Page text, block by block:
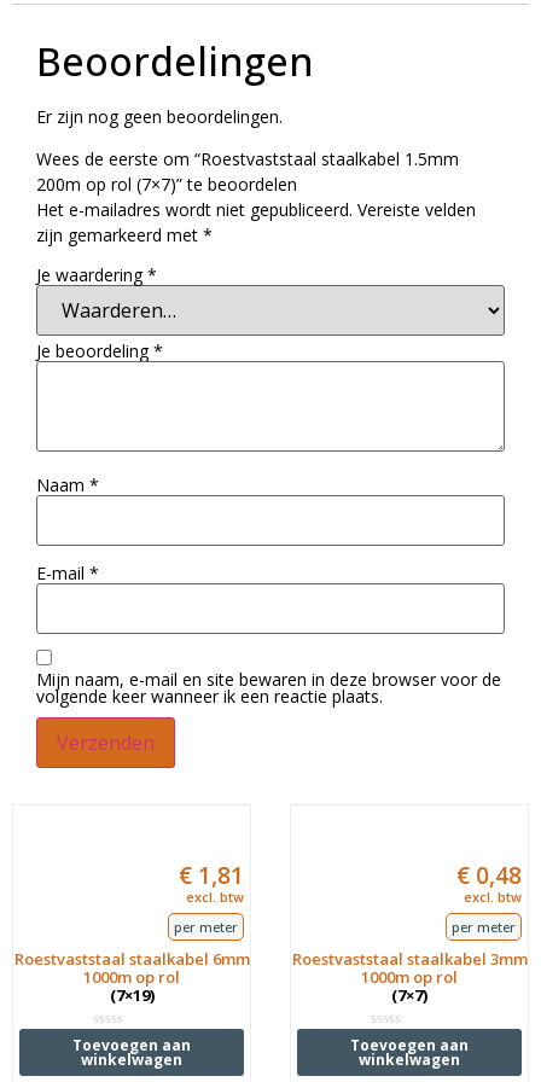
Beoordelingen
Er zijn nog geen beoordelingen.
Wees de eerste om “Roestvaststaal staalkabel 1.5mm
200m op rol (7×7)” te beoordelen
Het e-mailadres wordt niet gepubliceerd. Vereiste velden
zijn gemarkeerd met *
Je waardering*
Je beoordeling*
Naam *
E-mail *
Mijn naam, e-mail en site bewaren in deze browser voor de
volgende keer wanneer ik een reactie plaats.
Roestvaststaal staalkabel 6mm
1000m op rol
(7×19)
Waardering
0
uit
€ 1,81
excl. btw
per meter
Toevoegen aan
winkelwagen
Roestvaststaal staalkabel 3mm
1000m op rol
(7×7)
Waardering
0
uit
€ 0,48
excl. btw
per meter
Toevoegen aan
winkelwagen